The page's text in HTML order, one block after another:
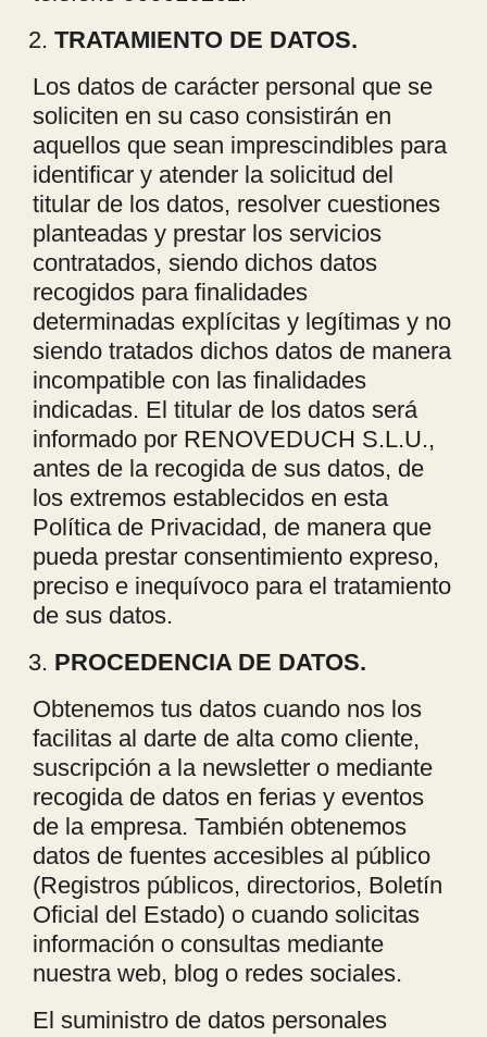
TRATAMIENTO DE DATOS.
Los datos de carácter personal que se
soliciten en su caso consistirán en
aquellos que sean imprescindibles para
identificar y atender la solicitud del
titular de los datos, resolver cuestiones
planteadas y prestar los servicios
contratados, siendo dichos datos
recogidos para finalidades
determinadas explícitas y legítimas y no
siendo tratados dichos datos de manera
incompatible con las finalidades
indicadas. El titular de los datos será
informado por RENOVEDUCH S.L.U.,
antes de la recogida de sus datos, de
los extremos establecidos en esta
Política de Privacidad, de manera que
pueda prestar consentimiento expreso,
preciso e inequívoco para el tratamiento
de sus datos.
PROCEDENCIA DE DATOS.
Obtenemos tus datos cuando nos los
facilitas al darte de alta como cliente,
suscripción a la newsletter o mediante
recogida de datos en ferias y eventos
de la empresa. También obtenemos
datos de fuentes accesibles al público
(Registros públicos, directorios, Boletín
Oficial del Estado) o cuando solicitas
información o consultas mediante
nuestra web, blog o redes sociales.
El suministro de datos personales